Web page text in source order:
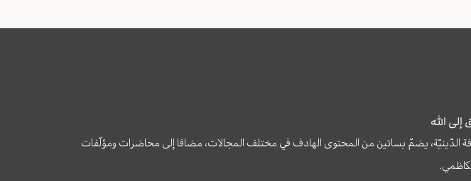
الله
الدّينيّة، يضمّ بساتين من المحتوى الهادف في مختلف المجالات، مضافا إلى محاضرات ومؤلّفات